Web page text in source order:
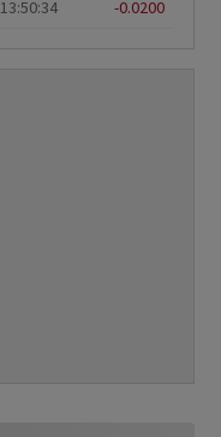
13:50:34 -0.0200